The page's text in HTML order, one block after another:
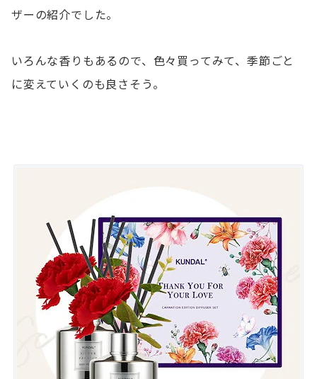
ザーの紹介でした。
いろんな香りもあるので、色々買ってみて、季節ごと
に変えていくのも良さそう。